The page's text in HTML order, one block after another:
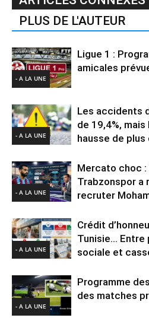
PLUS DE L'AUTEUR
- A LA UNE
Ligue 1 :
amicales
- A LA UNE
Les accidents
de 19,4%,
hausse de plus
- A LA UNE
Mercato choc :
Trabzonspor a
recruter
- A LA UNE
Crédit
Tunisie… Entre
sociale et
- A LA UNE
Programme
des matches